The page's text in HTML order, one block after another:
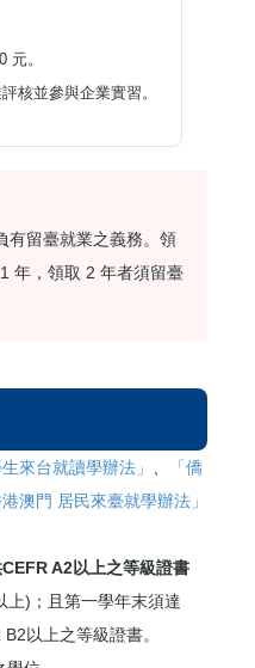
元。
核並參與企業實習。
有留臺就業之義務。領
年，領取 2 年者須留臺
生來台就讀學辦法」 、
「僑
港澳門 居民來臺就學辦法」
A2以上之等級證書
上)；且第一學年末須達
以上之等級證書。